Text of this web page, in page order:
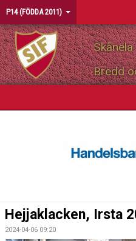
P14 (FÖDDA 2011)
Bredd
TRUPPEN
Hejjaklacken, Irsta
2024-04-06 09:20